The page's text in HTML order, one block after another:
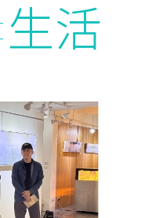
生活